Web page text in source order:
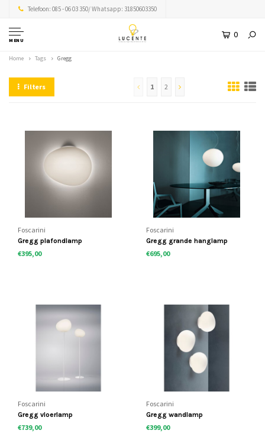
Telefoon: 085 - 06 03 350/ Whatsapp: 31850603350
MENU
0
Home Tags Gregg
Filters 1 2
Foscarini
Gregg plafondlamp
€395,00
Foscarini
Gregg grande hanglamp
€695,00
Foscarini
Gregg vloerlamp
€739,00
Foscarini
Gregg wandlamp
€399,00